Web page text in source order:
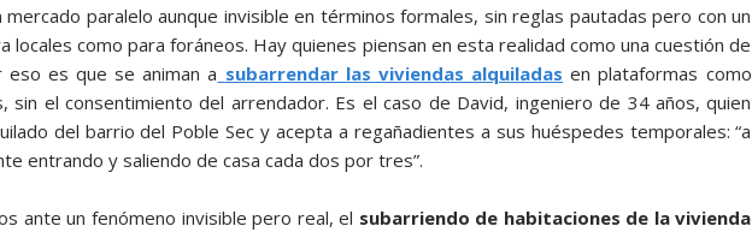
paralelo aunque invisible en términos formales, sin reglas pautadas pero con un
locales como para foráneos. Hay quienes piensan en esta realidad como una cuestión de
es que se animan a subarrendar las viviendas alquiladas en plataformas como
sin el consentimiento del arrendador. Es el caso de David, ingeniero de 34 años, quien
del barrio del Poble Sec y acepta a regañadientes a sus huéspedes temporales: “a
entrando y saliendo de casa cada dos por tres”.
ante un fenómeno invisible pero real, el subarriendo de habitaciones de la vivienda